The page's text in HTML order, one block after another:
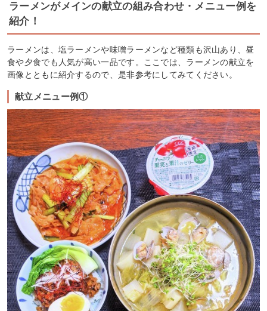
ラーメンがメインの献立の組み合わせ・メニュー例を
紹介！
ラーメンは、塩ラーメンや味噌ラーメンなど種類も沢山あり、昼
食や夕食でも人気が高い一品です。ここでは、ラーメンの献立を
画像とともに紹介するので、是非参考にしてみてください。
献立メニュー例①